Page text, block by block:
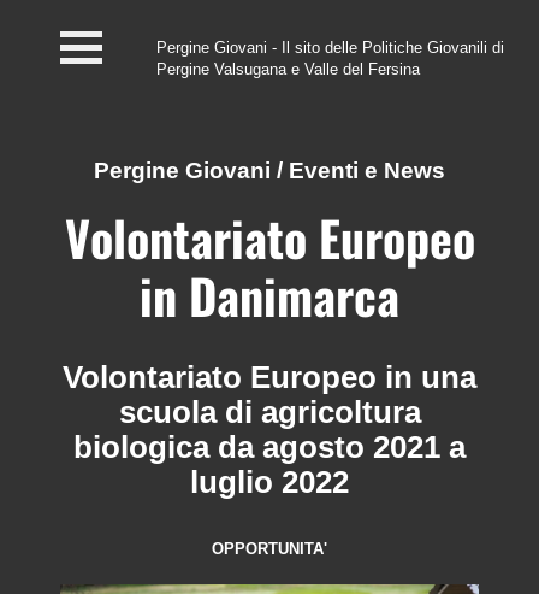
#InfoPoint
Centro #Kairos
PGZ Pergine e Valle
del Fersina
Eventi e News
Contatti
Pergine Giovani - Il sito delle Politiche Giovanili di
Pergine Valsugana e Valle del Fersina
Pergine Giovani / Eventi e News
Volontariato Europeo
in Danimarca
Volontariato Europeo in una
scuola di agricoltura
biologica da agosto 2021 a
luglio 2022
OPPORTUNITA'